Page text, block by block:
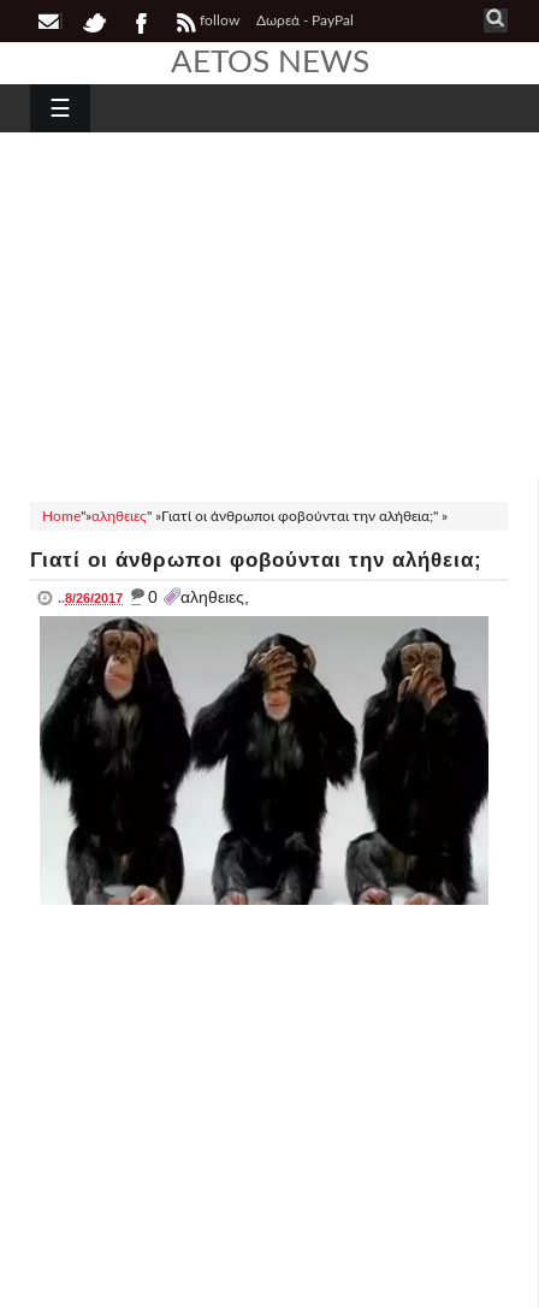
follow Δωρεά - PayPal
AETOS NEWS
☰
Home"»αληθειες" »Γιατί οι άνθρωποι φοβούνται την αλήθεια;" »
Γιατί οι άνθρωποι φοβούνται την αλήθεια;
..8/26/2017 _ 0 αληθειες,